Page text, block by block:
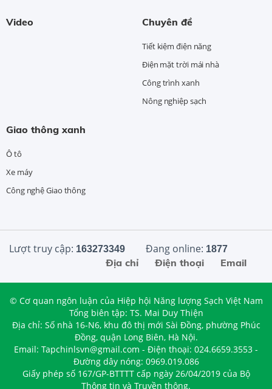
Video Chuyên đề
Tiết kiệm điện năng
Điện mặt trời mái nhà
Công trình xanh
Nông nghiệp sạch
Giao thông xanh
Ô tô
Xe máy
Công nghệ Giao thông
Lượt truy cập: 163273349 Đang online: 1877
Email
Điện thoại
Địa chỉ
© Cơ quan ngôn luận của Hiệp hội Năng lượng Sạch Việt Nam
Tổng biên tập: TS. Mai Duy Thiện
Địa chỉ: Số nhà 16-N6, khu đô thị mới Sài Đồng, phường Phúc
Đồng, quận Long Biên, Hà Nội.
Email: Tapchinlsvn@gmail.com - Điện thoại: 024.6659.3553 -
Đường dây nóng: 0969.019.086
Giấy phép số 167/GP-BTTTT cấp ngày 26/04/2019 của Bộ
Thông tin và Truyền thông.